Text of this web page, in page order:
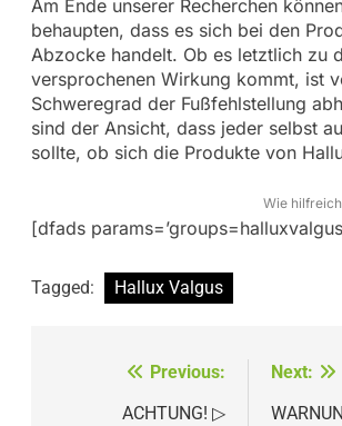
Am Ende unserer Recherchen
behaupten, dass es sich bei den
Abzocke handelt. Ob es letztlich zu
versprochenen Wirkung kommt, ist
Schweregrad der Fußfehlstellung
sind der Ansicht, dass jeder selbst
sollte, ob sich die Produkte von
Wie
[dfads
Tagged: Hallux Valgus
Beitragsnavigation
Previous:
ACHTUNG! ▷
Next: